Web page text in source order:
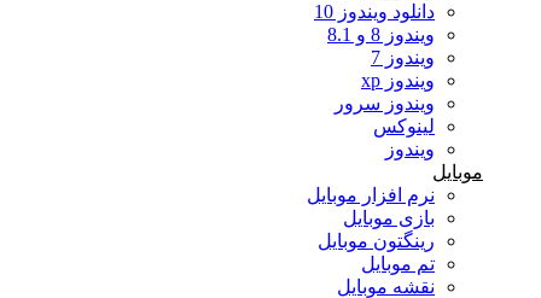
دانلود ویندوز 10
ویندوز 8 و 8.1
ویندوز 7
ویندوز xp
ویندوز سرور
لینوکس
ویندوز
موبایل
نرم افزار موبایل
بازی موبایل
رینگتون موبایل
تم موبایل
نقشه موبایل